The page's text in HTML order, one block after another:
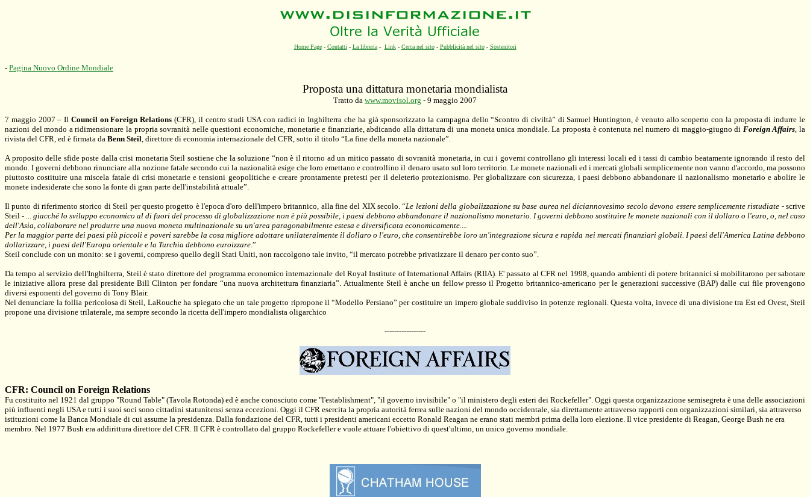
Home Page- Contatti - La libreria- Link- Cerca nel sito- Pubblicità nel sito- Sostenitori
- Pagina Nuovo Ordine Mondiale
Proposta una dittatura monetaria mondialista
Tratto da www.movisol.org - 9 maggio 2007
7 maggio 2007 – Il Council on Foreign Relations (CFR), il centro studi USA con radici in Inghilterra che ha già sponsorizzato la campagna dello “Scontro di civiltà” di Samuel Huntington, è venuto allo scoperto con la proposta di indurre le
nazioni del mondo a ridimensionare la propria sovranità nelle questioni economiche, monetarie e finanziarie, abdicando alla dittatura di una moneta unica mondiale. La proposta è contenuta nel numero di maggio-giugno di Foreign Affairs, la
rivista del CFR, ed è firmata da Benn Steil, direttore di economia internazionale del CFR, sotto il titolo “La fine della moneta nazionale”.
A proposito delle sfide poste dalla crisi monetaria Steil sostiene che la soluzione “non è il ritorno ad un mitico passato di sovranità monetaria, in cui i governi controllano gli interessi locali ed i tassi di cambio beatamente ignorando il resto del
mondo. I governi debbono rinunciare alla nozione fatale secondo cui la nazionalità esige che loro emettano e controllino il denaro usato sul loro territorio. Le monete nazionali ed i mercati globali semplicemente non vanno d'accordo, ma possono
piuttosto costituire una miscela fatale di crisi monetarie e tensioni geopolitiche e creare prontamente pretesti per il deleterio protezionismo. Per globalizzare con sicurezza, i paesi debbono abbandonare il nazionalismo monetario e abolire le
monete indesiderate che sono la fonte di gran parte dell'instabilità attuale”.
Il punto di riferimento storico di Steil per questo progetto è l'epoca d'oro dell'impero britannico, alla fine del XIX secolo. “Le lezioni della globalizzazione su base aurea nel diciannovesimo secolo devono essere semplicemente ristudiate - scrive
Steil - ... giacché lo sviluppo economico al di fuori del processo di globalizzazione non è più possibile, i paesi debbono abbandonare il nazionalismo monetario. I governi debbono sostituire le monete nazionali con il dollaro o l'euro, o, nel caso
dell'Asia, collaborare nel produrre una nuova moneta multinazionale su un'area paragonabilmente estesa e diversificata economicamente....
Per la maggior parte dei paesi più piccoli e poveri sarebbe la cosa migliore adottare unilateralmente il dollaro o l'euro, che consentirebbe loro un'integrazione sicura e rapida nei mercati finanziari globali. I paesi dell'America Latina debbono
dollarizzare, i paesi dell'Europa orientale e la Turchia debbono euroizzare.”
Steil conclude con un monito: se i governi, compreso quello degli Stati Uniti, non raccolgono tale invito, “il mercato potrebbe privatizzare il denaro per conto suo”.
Da tempo al servizio dell'Inghilterra, Steil è stato direttore del programma economico internazionale del Royal Institute of International Affairs (RIIA). E' passato al CFR nel 1998, quando ambienti di potere britannici si mobilitarono per sabotare
le iniziative allora prese dal presidente Bill Clinton per fondare “una nuova architettura finanziaria”. Attualmente Steil è anche un fellow presso il Progetto britannico-americano per le generazioni successive (BAP) dalle cui file provengono
diversi esponenti del governo di Tony Blair.
Nel denunciare la follia pericolosa di Steil, LaRouche ha spiegato che un tale progetto ripropone il “Modello Persiano” per costituire un impero globale suddiviso in potenze regionali. Questa volta, invece di una divisione tra Est ed Ovest, Steil
propone una divisione trilaterale, ma sempre secondo la ricetta dell'impero mondialista oligarchico
-----------------
CFR: Council on Foreign Relations
Fu costituito nel 1921 dal gruppo "Round Table" (Tavola Rotonda) ed è anche conosciuto come "l'establishment", "il governo invisibile" o "il ministero degli esteri dei Rockefeller". Oggi questa organizzazione semisegreta è una delle associazioni
più influenti negli USA e tutti i suoi soci sono cittadini statunitensi senza eccezioni. Oggi il CFR esercita la propria autorità ferrea sulle nazioni del mondo occidentale, sia direttamente attraverso rapporti con organizzazioni similari, sia attraverso
istituzioni come la Banca Mondiale di cui assume la presidenza. Dalla fondazione del CFR, tutti i presidenti americani eccetto Ronald Reagan ne erano stati membri prima della loro elezione. Il vice presidente di Reagan, George Bush ne era
membro. Nel 1977 Bush era addirittura direttore del CFR. Il CFR è controllato dal gruppo Rockefeller e vuole attuare l'obiettivo di quest'ultimo, un unico governo mondiale.